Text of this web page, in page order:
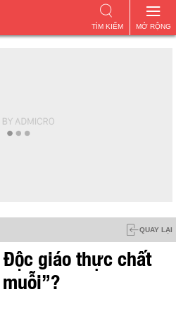
MỞ RỘNG
TÌM KIẾM
QUAY LẠI
giáo thực chất